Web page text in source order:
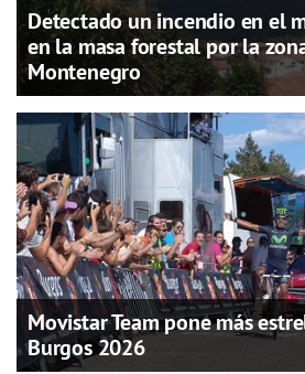
Detectado un incendio en el
en la masa forestal por la
Montenegro
Movistar Team pone más
Burgos 2026